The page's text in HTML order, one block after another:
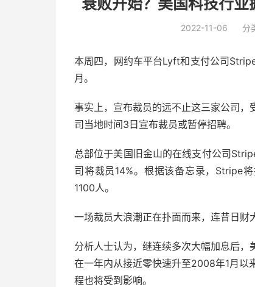
衰败开始？美国科技行业
2022-11-06 分
本周四，网约车平台Lyft和支付公司
月。
事实上，宣布裁员的远不止这三家公司
司当地时间3日宣布裁员或暂停招聘。
总部位于美国旧金山的在线支付公司
司将裁员14%。根据该备忘录，Stripe
1100人。
一场裁员大浪潮正在扑面而来，连昔日财
分析人士认为，继连续多次大幅加息后
在一年内从接近零快速升至2008年1月以
程也将受到影响。